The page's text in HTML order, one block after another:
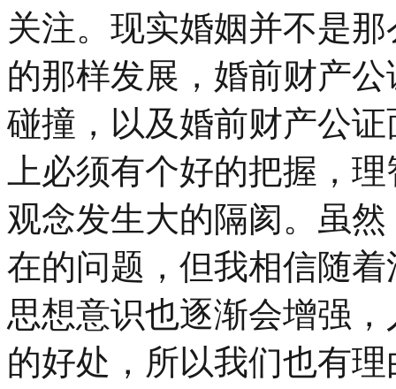
关注。现实婚姻并不是
的那样发展，婚前财产
碰撞，以及婚前财产公
上必须有个好的把握，
观念发生大的隔阂。虽
在的问题，但我相信随
思想意识也逐渐会增强
的好处，所以我们也有